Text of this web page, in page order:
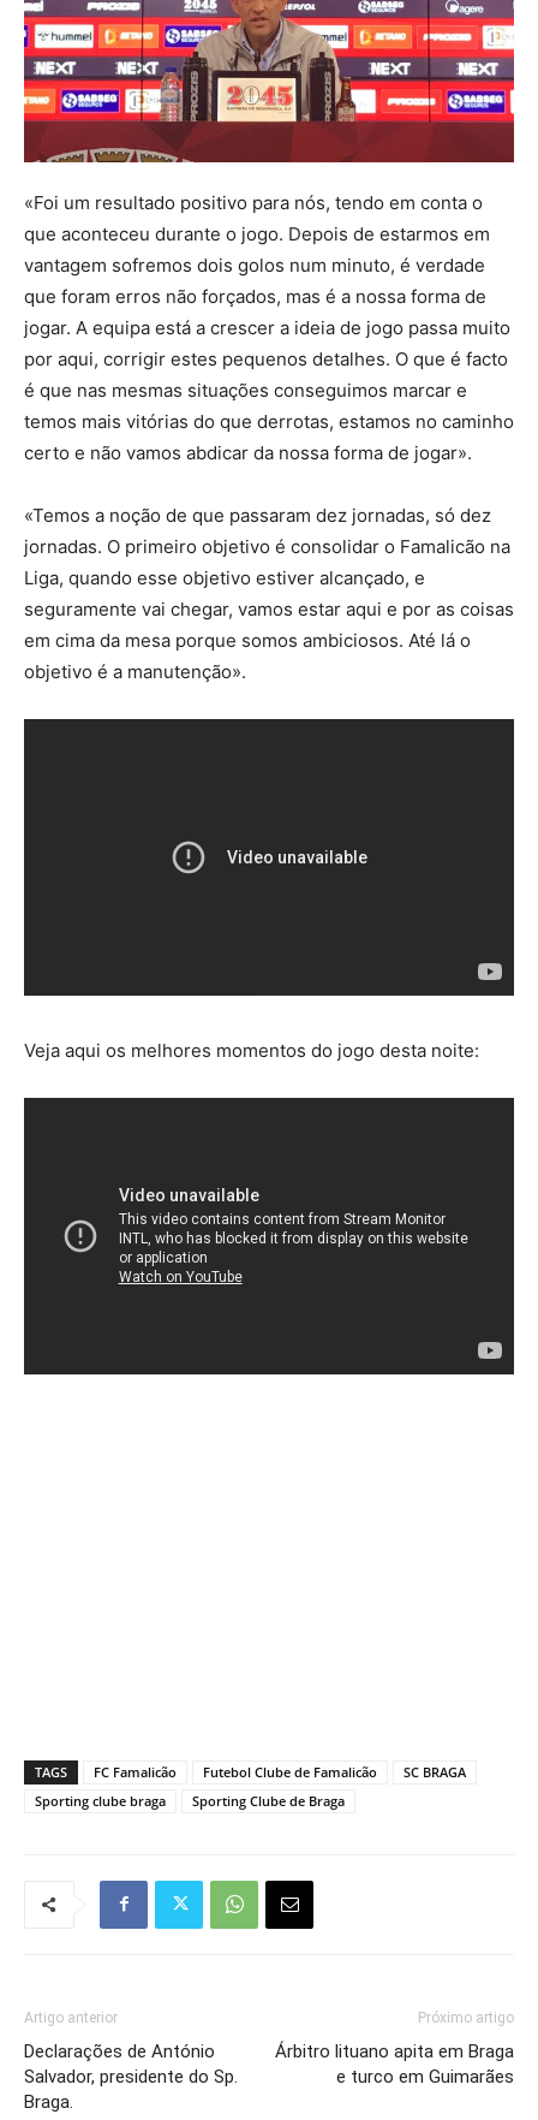
«Foi um resultado positivo para nós, tendo em conta o
que aconteceu durante o jogo. Depois de estarmos em
vantagem sofremos dois golos num minuto, é verdade
que foram erros não forçados, mas é a nossa forma de
jogar. A equipa está a crescer a ideia de jogo passa muito
por aqui, corrigir estes pequenos detalhes. O que é facto
é que nas mesmas situações conseguimos marcar e
temos mais vitórias do que derrotas, estamos no caminho
certo e não vamos abdicar da nossa forma de jogar».
«Temos a noção de que passaram dez jornadas, só dez
jornadas. O primeiro objetivo é consolidar o Famalicão na
Liga, quando esse objetivo estiver alcançado, e
seguramente vai chegar, vamos estar aqui e por as coisas
em cima da mesa porque somos ambiciosos. Até lá o
objetivo é a manutenção».
Veja aqui os melhores momentos do jogo desta noite:
TAGS FC Famalicão Futebol Clube de Famalicão
SC BRAGA
Sporting clube braga
Sporting Clube de Braga
Artigo anterior
Declarações de António
Salvador, presidente do Sp.
Braga.
Próximo artigo
Árbitro lituano apita em Braga
e turco em Guimarães